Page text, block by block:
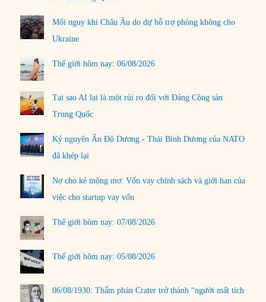
Mối nguy khi Châu Âu do dự hỗ trợ phòng không cho
Ukraine
Thế giới hôm nay: 06/08/2026
Tại sao AI lại là một rủi ro đối với Đảng Cộng sản
Trung Quốc
Kỷ nguyên Ấn Độ Dương - Thái Bình Dương của NATO
đã khép lại
Nợ cho kẻ mộng mơ: Vốn vay chính sách và giới hạn của
việc cho startup vay vốn
Thế giới hôm nay: 07/08/2026
Thế giới hôm nay: 05/08/2026
06/08/1930: Thẩm phán Crater trở thành “người mất tích